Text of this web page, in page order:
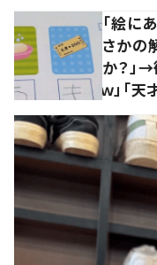
「絵に
さかの
か？」
ｗ」「